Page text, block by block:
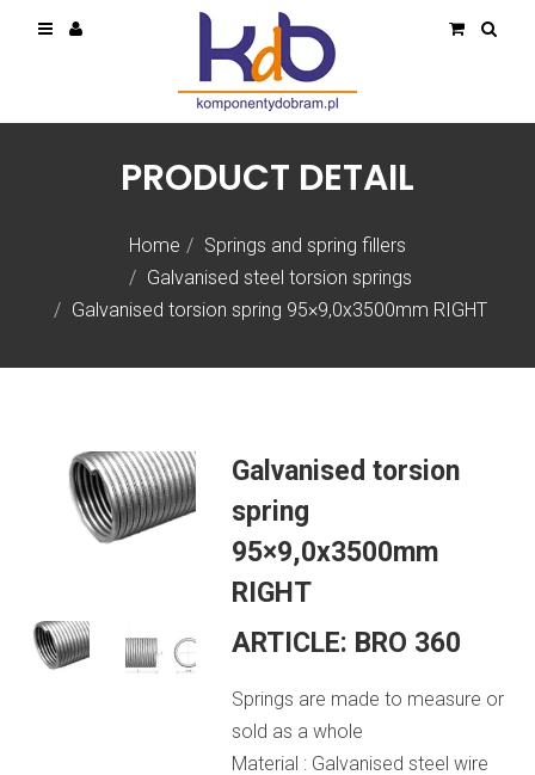
Home
Springs and spring fillers
Galvanised steel torsion springs
Galvanised torsion spring 95×9,0x3500mm RIGHT
PRODUCT DETAIL
Galvanised torsion
spring
95×9,0x3500mm
RIGHT
ARTICLE: BRO 360
Springs are made to measure or
sold as a whole
Material : Galvanised steel wire